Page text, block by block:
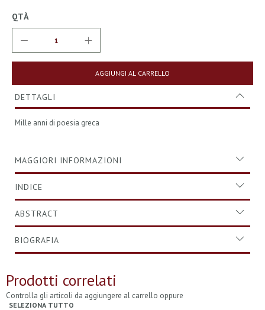
QTÀ
AGGIUNGI AL CARRELLO
DETTAGLI
Mille anni di poesia greca
MAGGIORI INFORMAZIONI
INDICE
ABSTRACT
BIOGRAFIA
Prodotti correlati
Controlla gli articoli da aggiungere al carrello oppure
SELEZIONA TUTTO